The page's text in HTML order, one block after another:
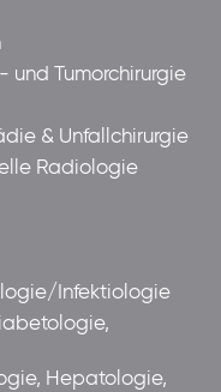
und Tumorchirurgie
& Unfallchirurgie
Radiologie
Infektiologie
Hepatologie,